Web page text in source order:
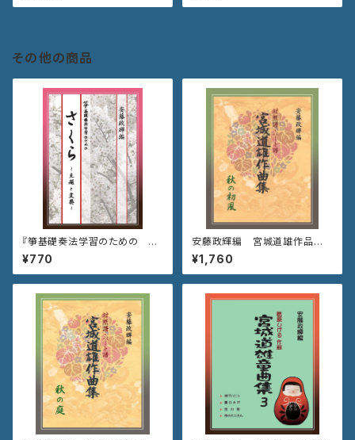
その他の商品
『箏基礎奏法学習のための さ
くら～主題と変奏～』
¥770
安藤政輝編 宮城道雄作品集
《秋の初風》
¥1,760